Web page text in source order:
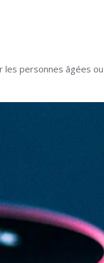
les personnes âgées ou